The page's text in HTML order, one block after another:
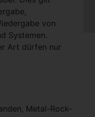
von
Systemen.
Art dürfen nur
Metal-Rock-